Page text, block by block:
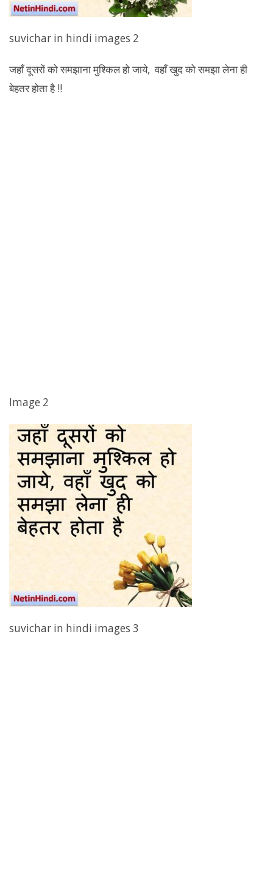
suvichar in hindi images 2
जहाँ दूसरों को समझाना मुश्किल हो जाये, वहाँ खुद को समझा लेना ही
बेहतर होता है !!
Image 2
suvichar in hindi images 3